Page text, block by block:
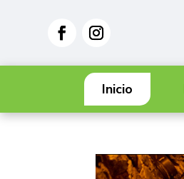
Inicio